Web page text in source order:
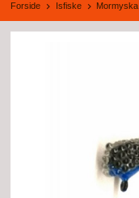
Forside Isfiske Mormyska